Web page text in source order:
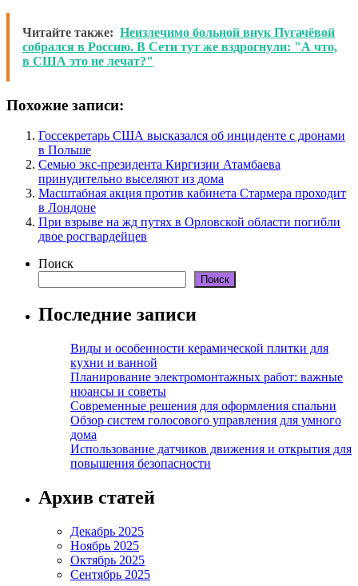
Читайте также: Неизлечимо больной внук Пугачёвой
собрался в Россию. В Сети тут же вздрогнули: "А что,
в США это не лечат?"
Похожие записи:
Госсекретарь США высказался об инциденте с дронами
в Польше
Семью экс-президента Киргизии Атамбаева
принудительно выселяют из дома
Масштабная акция против кабинета Стармера проходит
в Лондоне
При взрыве на жд путях в Орловской области погибли
двое росгвардейцев
Поиск
Поиск
Последние записи
Виды и особенности керамической плитки для
кухни и ванной
Планирование электромонтажных работ: важные
нюансы и советы
Современные решения для оформления спальни
Обзор систем голосового управления для умного
дома
Использование датчиков движения и открытия для
повышения безопасности
Архив статей
Декабрь 2025
Ноябрь 2025
Октябрь 2025
Сентябрь 2025